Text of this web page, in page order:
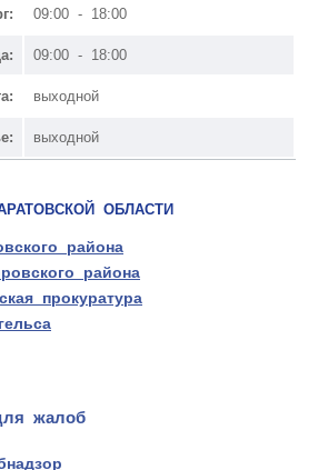
09:00 - 18:00
09:00 - 18:00
выходной
выходной
ОБЛАСТИ
района
района
прокуратура
жалоб